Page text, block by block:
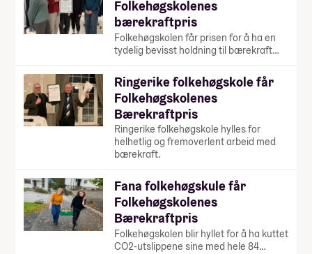
Folkehøgskolenes
bærekraftpris
Folkehøgskolen får prisen for å ha en
tydelig bevisst holdning til bærekraft…
Ringerike folkehøgskole får
Folkehøgskolenes
Bærekraftpris
Ringerike folkehøgskole hylles for
helhetlig og fremoverlent arbeid med
bærekraft.
Fana folkehøgskule får
Folkehøgskolenes
Bærekraftpris
Folkehøgskolen blir hyllet for å ha kuttet
CO2-utslippene sine med hele 84…